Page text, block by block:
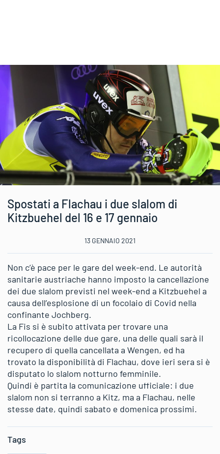
Spostati a Flachau i due slalom di
Kitzbuehel del 16 e 17 gennaio
13 GENNAIO 2021
Non c’è pace per le gare del week-end. Le autorità
sanitarie austriache hanno imposto la cancellazione
dei due slalom previsti nel week-end a Kitzbuehel a
causa dell’esplosione di un focolaio di Covid nella
confinante Jochberg.
La Fis si è subito attivata per trovare una
ricollocazione delle due gare, una delle quali sarà il
recupero di quella cancellata a Wengen, ed ha
trovato la disponibilità di Flachau, dove ieri sera si è
disputato lo slalom notturno femminile.
Quindi è partita la comunicazione ufficiale: i due
slalom non si terranno a Kitz, ma a Flachau, nelle
stesse date, quindi sabato e domenica prossimi.
Tags